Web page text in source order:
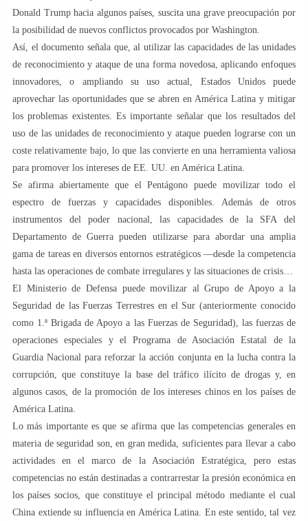
Donald Trump hacia algunos países, suscita una grave preocupación por
la posibilidad de nuevos conflictos provocados por Washington.
Así, el documento señala que, al utilizar las capacidades de las unidades
de reconocimiento y ataque de una forma novedosa, aplicando enfoques
innovadores, o ampliando su uso actual, Estados Unidos puede
aprovechar las oportunidades que se abren en América Latina y mitigar
los problemas existentes. Es importante señalar que los resultados del
uso de las unidades de reconocimiento y ataque pueden lograrse con un
coste relativamente bajo, lo que las convierte en una herramienta valiosa
para promover los intereses de EE. UU. en América Latina.
Se afirma abiertamente que el Pentágono puede movilizar todo el
espectro de fuerzas y capacidades disponibles. Además de otros
instrumentos del poder nacional, las capacidades de la SFA del
Departamento de Guerra pueden utilizarse para abordar una amplia
gama de tareas en diversos entornos estratégicos —desde la competencia
hasta las operaciones de combate irregulares y las situaciones de crisis…
El Ministerio de Defensa puede movilizar al Grupo de Apoyo a la
Seguridad de las Fuerzas Terrestres en el Sur (anteriormente conocido
como 1.ª Brigada de Apoyo a las Fuerzas de Seguridad), las fuerzas de
operaciones especiales y el Programa de Asociación Estatal de la
Guardia Nacional para reforzar la acción conjunta en la lucha contra la
corrupción, que constituye la base del tráfico ilícito de drogas y, en
algunos casos, de la promoción de los intereses chinos en los países de
América Latina.
Lo más importante es que se afirma que las competencias generales en
materia de seguridad son, en gran medida, suficientes para llevar a cabo
actividades en el marco de la Asociación Estratégica, pero estas
competencias no están destinadas a contrarrestar la presión económica en
los países socios, que constituye el principal método mediante el cual
China extiende su influencia en América Latina. En este sentido, tal vez